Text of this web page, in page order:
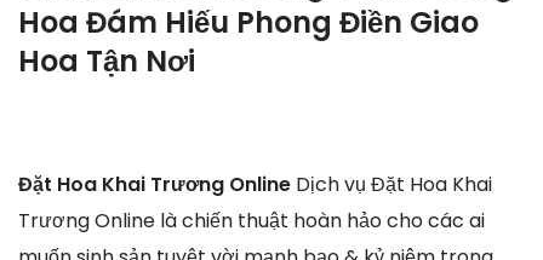
Hoa Đám Hiếu Phong Điền Giao
Hoa Tận Nơi
Đặt Hoa Khai Trương Online Dịch vụ Đặt Hoa Khai
Trương Online là chiến thuật hoàn hảo cho các ai